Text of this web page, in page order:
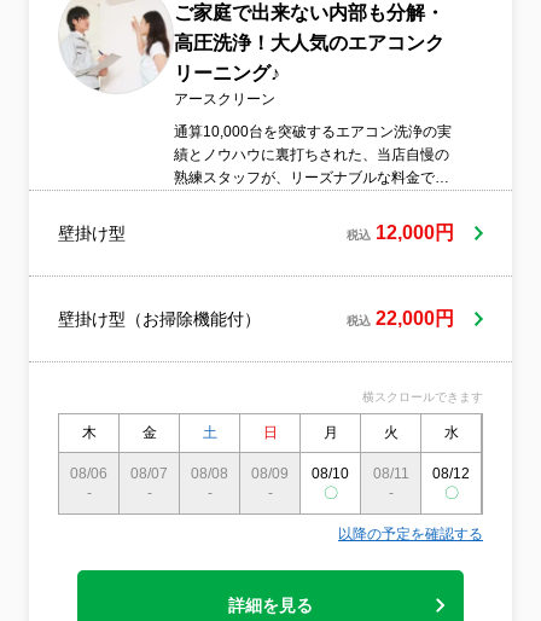
ご家庭で出来ない内部も分解・
高圧洗浄！大人気のエアコンク
リーニング♪
アースクリーン
通算10,000台を突破するエアコン洗浄の実
績とノウハウに裏打ちされた、当店自慢の
熟練スタッフが、リーズナブルな料金であ
たします♪もしエアコンの送風口周辺に黒い
微細なシミ（カビの塊）を発見したら、そ
おり、非常にお安くご利用いただけます。
律プラス8,000円♪一般的なクリーニング業
ャープ製のお掃除機能付きエアコンの洗浄
も安心してお任せください！
壁掛け型 税込 12,000円
壁掛け型（お掃除機能付） 税込 22,000円
横スクロールできます
木 金 土 日 月 火 水
08/06
-
08/07
-
08/08
-
08/09
-
08/10
〇
08/11
-
08/12
〇
以降の予定を確認する
詳細を見る